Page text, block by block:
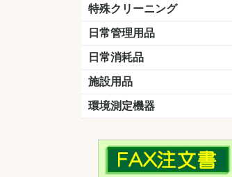
洗剤
道具
特殊クリーニング
石材
エアコン
外壁
その他
日常管理用品
クリーナー
洗濯用洗剤
油汚れ落とし
サビ取り剤
タバコ専用消臭
日常消耗品
トイレットペーパー
ペーパータオル
便座除菌クリーナー
ポリ袋
施設用品
マット・他
ベンチ
灰皿
傘立
くず入れ
環境測定機器